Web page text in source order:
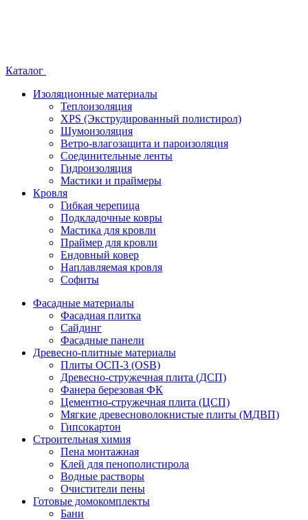
Каталог
Изоляционные материалы
Теплоизоляция
XPS (Экструдированный полистирол)
Шумоизоляция
Ветро-влагозащита и пароизоляция
Соединительные ленты
Гидроизоляция
Мастики и праймеры
Кровля
Гибкая черепица
Подкладочные ковры
Мастика для кровли
Праймер для кровли
Ендовный ковер
Наплавляемая кровля
Софиты
Фасадные материалы
Фасадная плитка
Сайдинг
Фасадные панели
Древесно-плитные материалы
Плиты ОСП-3 (OSB)
Древесно-стружечная плита (ДСП)
Фанера березовая ФК
Цементно-стружечная плита (ЦСП)
Мягкие древесноволокнистые плиты (МДВП)
Гипсокартон
Строительная химия
Пена монтажная
Клей для пенополистирола
Водные растворы
Очистители пены
Готовые домокомплекты
Бани